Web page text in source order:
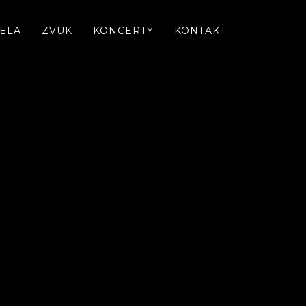
ZVUK KONCERTY KONTAKT